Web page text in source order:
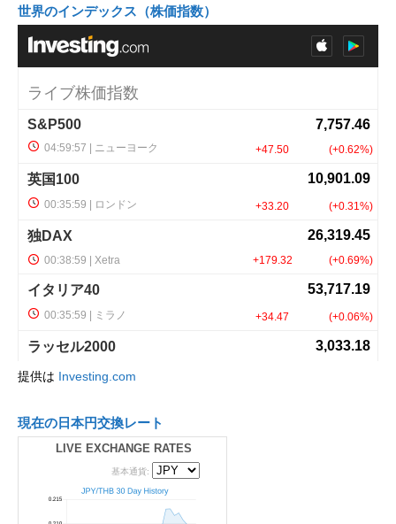
世界のインデックス（株価指数）
提供は Investing.com
現在の日本円交換レート
LIVE EXCHANGE RATES